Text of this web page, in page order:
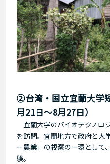
②台湾・国立宜蘭大学
月21日～8月27日）
宜蘭大学のバイオテクノロ
を訪問。宜蘭地方で政府と大
ー農業」の視察の一環として
験。